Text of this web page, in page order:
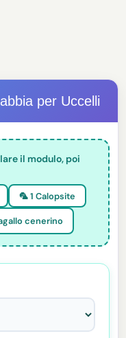
per Uccelli
il modulo, poi
🦜 1 Calopsite
cenerino